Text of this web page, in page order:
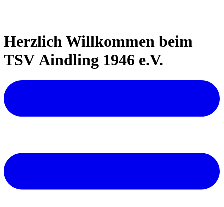
Herzlich Willkommen beim
TSV Aindling 1946 e.V.